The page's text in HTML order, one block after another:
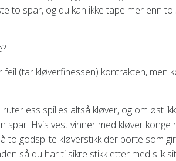
to spar, og du kan ikke tape mer enn
feil (tar kløverfinessen) kontrakten, men
ess spilles altså kløver, og om øst
spar. Hvis vest vinner med kløver
to godspilte kløverstikk der borte som
så du har ti sikre stikk etter med slik